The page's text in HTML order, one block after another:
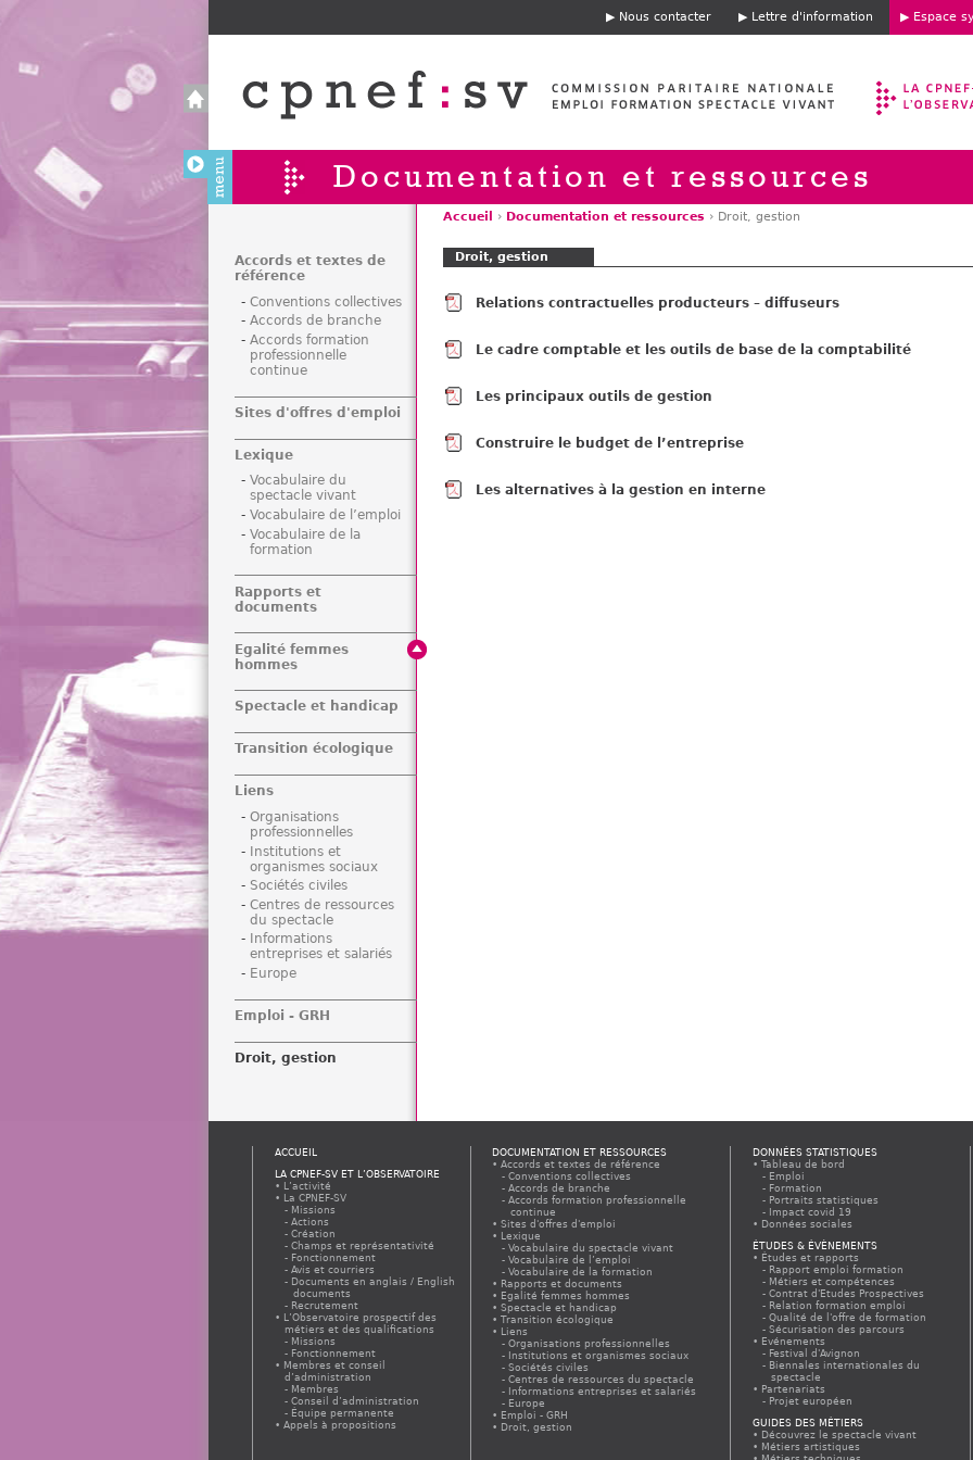
Jump to navigation
E
t
ê
e
Nous contacter Lettre d'information Espace
Documentation et ressources
s
t
s
c
Accueil › Documentation et ressources › Droit, gestion
Droit, gestion
Relations contractuelles producteurs – diffuseurs
Le cadre comptable et les outils de base de la comptabilité
Les principaux outils de gestion
Construire le budget de l’entreprise
Les alternatives à la gestion en interne
Accords et textes de
référence
Conventions collectives
Accords de branche
Accords formation
professionnelle
continue
Sites d'offres d'emploi
Lexique
Vocabulaire du
spectacle vivant
Vocabulaire de l’emploi
Vocabulaire de la
formation
Rapports et
documents
Egalité femmes
hommes
Spectacle et handicap
Transition écologique
Liens
Organisations
professionnelles
Institutions et
organismes sociaux
Sociétés civiles
Centres de ressources
du spectacle
Informations
entreprises et salariés
Europe
Emploi - GRH
Droit, gestion
ACCUEIL
LA CPNEF-SV ET L’OBSERVATOIRE
L’activité
La CPNEF-SV
Missions
Actions
Création
Champs et représentativité
Fonctionnement
Avis et courriers
Documents en anglais / English
documents
Recrutement
L’Observatoire prospectif des
métiers et des qualifications
Missions
Fonctionnement
Membres et conseil
d’administration
Membres
Conseil d’administration
Équipe permanente
Appels à propositions
DOCUMENTATION ET RESSOURCES
Accords et textes de référence
Conventions collectives
Accords de branche
Accords formation professionnelle
continue
Sites d'offres d'emploi
Lexique
Vocabulaire du spectacle vivant
Vocabulaire de l’emploi
Vocabulaire de la formation
Rapports et documents
Egalité femmes hommes
Spectacle et handicap
Transition écologique
Liens
Organisations professionnelles
Institutions et organismes sociaux
Sociétés civiles
Centres de ressources du spectacle
Informations entreprises et salariés
Europe
Emploi - GRH
Droit, gestion
DONNÉES STATISTIQUES
Tableau de bord
Emploi
Formation
Portraits statistiques
Impact covid 19
Données sociales
ÉTUDES & ÉVÈNEMENTS
Études et rapports
Rapport emploi formation
Métiers et compétences
Contrat d'Etudes Prospectives
Relation formation emploi
Qualité de l'offre de formation
Sécurisation des parcours
Evénements
Festival d'Avignon
Biennales internationales du
spectacle
Partenariats
Projet européen
GUIDES DES MÉTIERS
Découvrez le spectacle vivant
Métiers artistiques